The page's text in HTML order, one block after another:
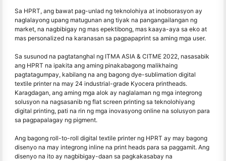
Sa HPRT, ang bawat pag-unlad ng teknolohiya at inobsorasyon ay
naglalayong upang matugunan ang tiyak na pangangailangan ng
market, na nagbibigay ng mas epektibong, mas kaaya-aya sa eko at
mas personalized na karanasan sa pagpapaprint sa aming mga user.
Sa susunod na pagtatanghal ng ITMA ASIA & CITME 2022, nasasabik
ang HPRT na ipakita ang aming pinakabagong malikhaing
pagtatagumpay, kabilang na ang bagong dye-sublimation digital
textile printer na may 24 industrial-grade Kyocera printheads.
Karagdagan, ang aming mga alok ay naglalaman ng mga integrong
solusyon na nagsasanib ng flat screen printing sa teknolohiyang
digital printing, pati na rin ng mga inovasyong online na solusyon para
sa pagpapalagay ng pigment.
Ang bagong roll-to-roll digital textile printer ng HPRT ay may bagong
disenyo na may integrong inline na print heads para sa paggamit. Ang
disenyo na ito ay nagbibigay-daan sa pagkakasabay na